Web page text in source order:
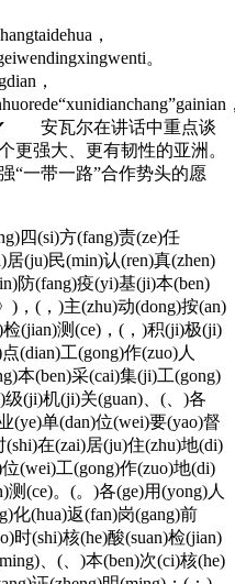
，
。
，
安瓦尔在讲话中重点谈
更强大、更有韧性的亚洲。
“一带一路”合作势头的愿
(si)方(fang)责(ze)任
(ju)民(min)认(ren)真(zhen)
防(fang)疫(yi)基(ji)本(ben)
)，(，)主(zhu)动(dong)按(an)
检(jian)测(ce)，(，)积(ji)极(ji)
(dian)工(gong)作(zuo)人
本(ben)采(cai)集(ji)工(gong)
级(ji)机(ji)关(guan)、(、)各
(ye)单(dan)位(wei)要(yao)督
在(zai)居(ju)住(zhu)地(di)
(wei)工(gong)作(zuo)地(di)
测(ce)。(。)各(ge)用(yong)人
化(hua)返(fan)岗(gang)前
时(shi)核(he)酸(suan)检(jian)
、(、)本(ben)次(ci)核(he)